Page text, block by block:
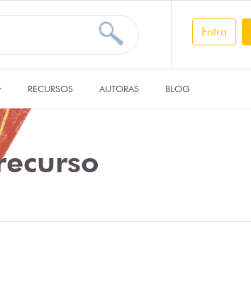
Entra
RECURSOS AUTORAS BLOG